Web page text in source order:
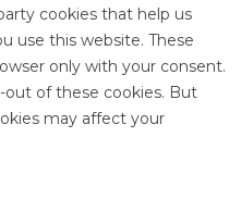
cookies that help us
use this website. These
only with your consent.
of these cookies. But
may affect your